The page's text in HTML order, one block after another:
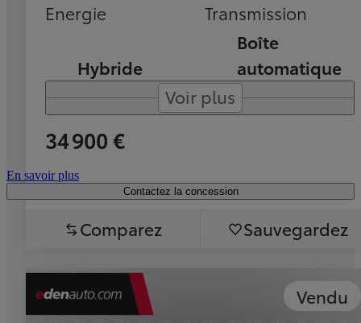
Energie
Hybride
Transmission
Boîte
automatique
Voir plus
34 900 €
En savoir plus
Contactez la concession
Comparez Sauvegardez
Vendu